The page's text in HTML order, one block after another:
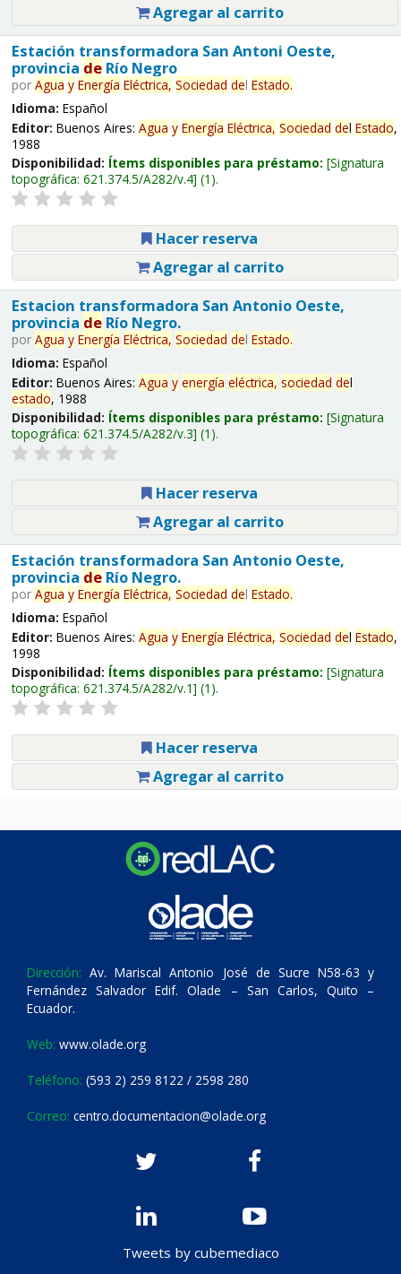
Agregar al carrito
Estación transformadora San Antoni Oeste,
provincia deRío Negro
por Agua y Energía Eléctrica, Sociedad del Estado.
Idioma: Español
Editor: Buenos Aires: Agua y Energía Eléctrica, Sociedad del Estado,
1988
Disponibilidad: Ítems disponibles para préstamo: Signatura
topográfica: 621.374.5/A282/v.4 (1).
Hacer reserva
Agregar al carrito
Estacion transformadora San Antonio Oeste,
provincia deRío Negro.
por Agua y Energía Eléctrica, Sociedad del Estado.
Idioma: Español
Editor: Buenos Aires: Agua y energía eléctrica, sociedad del
estado, 1988
Disponibilidad: Ítems disponibles para préstamo: Signatura
topográfica: 621.374.5/A282/v.3 (1).
Hacer reserva
Agregar al carrito
Estación transformadora San Antonio Oeste,
provincia deRío Negro.
por Agua y Energía Eléctrica, Sociedad del Estado.
Idioma: Español
Editor: Buenos Aires: Agua y Energía Eléctrica, Sociedad del Estado,
1998
Disponibilidad: Ítems disponibles para préstamo: Signatura
topográfica: 621.374.5/A282/v.1 (1).
Hacer reserva
Agregar al carrito
Dirección: Av. Mariscal Antonio José de Sucre N58-63 y
Fernández Salvador Edif. Olade – San Carlos, Quito –
Ecuador.
Web: www.olade.org
Teléfono: (593 2) 259 8122 / 2598 280
Correo: centro.documentacion@olade.org
Tweets by cubemediaco